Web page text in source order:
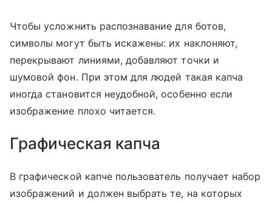
Чтобы усложнить распознавание для ботов,
символы могут быть искажены: их наклоняют,
перекрывают линиями, добавляют точки и
шумовой фон. При этом для людей такая капча
иногда становится неудобной, особенно если
изображение плохо читается.
Графическая капча
В графической капче пользователь получает набор
изображений и должен выбрать те, на которых